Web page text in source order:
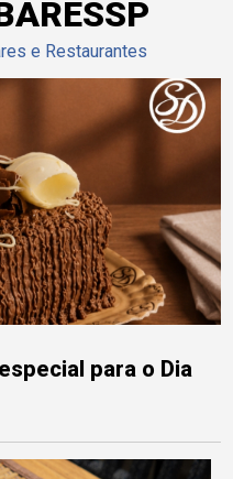
e Restaurantes
para o Dia